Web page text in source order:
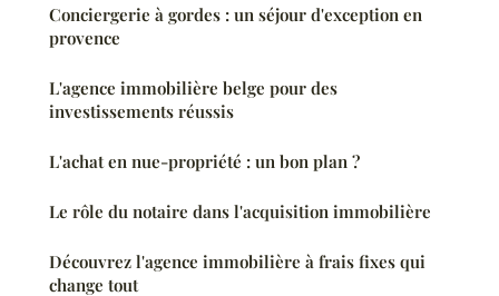
Conciergerie à gordes : un séjour d'exception en
provence
L'agence immobilière belge pour des
investissements réussis
L'achat en nue-propriété : un bon plan ?
Le rôle du notaire dans l'acquisition immobilière
Découvrez l'agence immobilière à frais fixes qui
change tout